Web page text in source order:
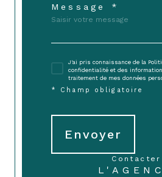
Message *
J'ai pris connaissance de la
confidentialité et des
traitement de mes données
* Champ obligatoire
Envoyer
contacter